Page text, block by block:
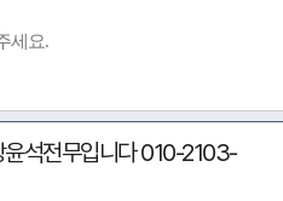
세요.
윤석전무입니다 010-2103-